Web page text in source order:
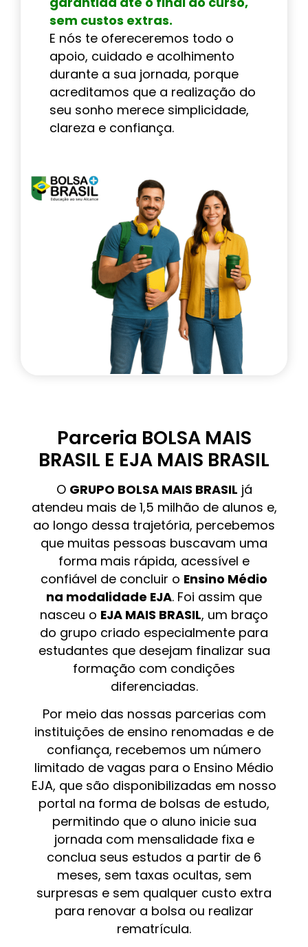
sem custos extras.
E nós te ofereceremos todo o
apoio, cuidado e acolhimento
durante a sua jornada, porque
acreditamos que a realização do
seu sonho merece simplicidade,
clareza e confiança.
Parceria BOLSA MAIS
BRASIL E EJA MAIS BRASIL
O GRUPO BOLSA MAIS BRASIL já
atendeu mais de 1,5 milhão de alunos e,
ao longo dessa trajetória, percebemos
que muitas pessoas buscavam uma
forma mais rápida, acessível e
confiável de concluir o Ensino Médio
na modalidade EJA. Foi assim que
nasceu o EJA MAIS BRASIL, um braço
do grupo criado especialmente para
estudantes que desejam finalizar sua
formação com condições
diferenciadas.
Por meio das nossas parcerias com
instituições de ensino renomadas e de
confiança, recebemos um número
limitado de vagas para o Ensino Médio
EJA, que são disponibilizadas em nosso
portal na forma de bolsas de estudo,
permitindo que o aluno inicie sua
jornada com mensalidade fixa e
conclua seus estudos a partir de 6
meses, sem taxas ocultas, sem
surpresas e sem qualquer custo extra
para renovar a bolsa ou realizar
rematrícula.